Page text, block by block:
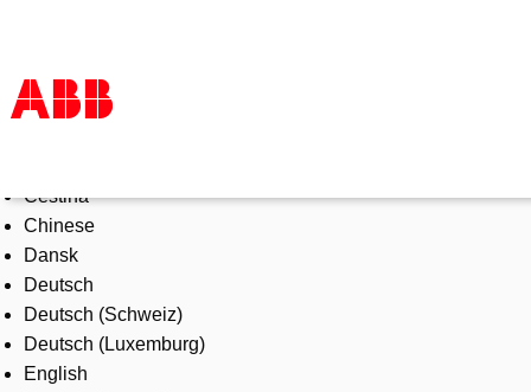
Products & Solutions
Industries
Services
About us
Where to buy
Contact us
Careers
Čeština
Chinese
Dansk
Deutsch
Deutsch (Schweiz)
Deutsch (Luxemburg)
English